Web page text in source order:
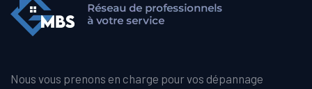
Nous vous prenons en charge pour vos dépannage